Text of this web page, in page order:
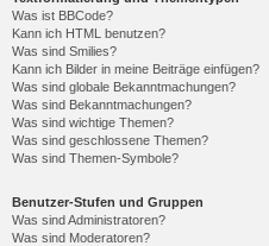
Was ist BBCode?
Kann ich HTML benutzen?
Was sind Smilies?
Kann ich Bilder in meine Beiträge einfügen?
Was sind globale Bekanntmachungen?
Was sind Bekanntmachungen?
Was sind wichtige Themen?
Was sind geschlossene Themen?
Was sind Themen-Symbole?
Benutzer-Stufen und Gruppen
Was sind Administratoren?
Was sind Moderatoren?